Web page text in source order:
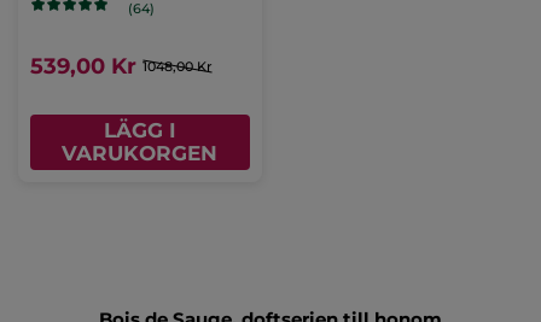
(64)
539,00 Kr 1048,00 Kr
LÄGG I
VARUKORGEN